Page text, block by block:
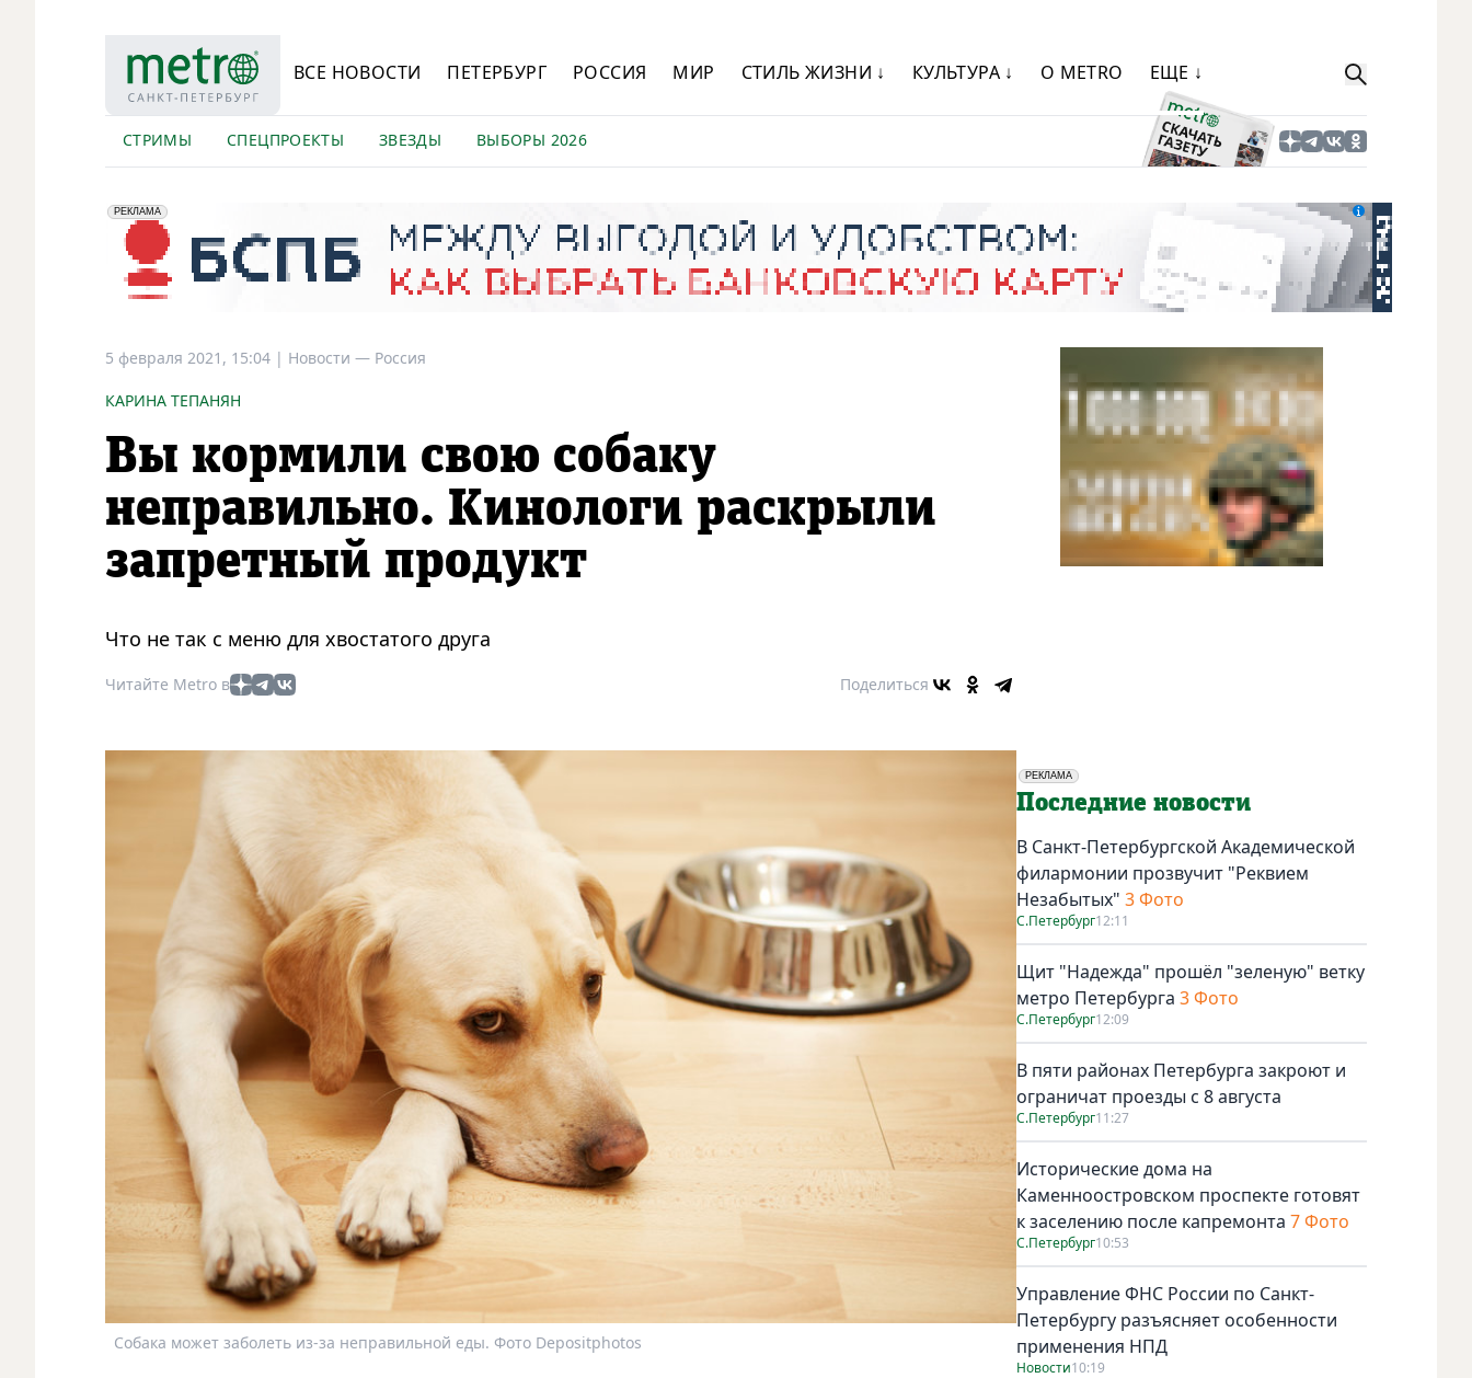
ВСЕ НОВОСТИ ПЕТЕРБУРГ РОССИЯ МИР СТИЛЬ ЖИЗНИ ↓ КУЛЬТУРА ↓ О METRO ЕЩЕ ↓
СТРИМЫ СПЕЦПРОЕКТЫ ЗВЕЗДЫ ВЫБОРЫ 2026
erid: 2VfnxyFybV5
РЕКЛАМА
ПАО "Банк "Санкт-Петербург", ИНН: 7831000027
5 февраля 2021, 15:04 | Новости — Россия
КАРИНА ТЕПАНЯН
Вы кормили свою собаку
неправильно. Кинологи раскрыли
запретный продукт
Что не так с меню для хвостатого друга
Читайте Metro в Поделиться
Собака может заболеть из-за неправильной еды. Фото Depositphotos
РЕКЛАМА
Социальная реклама
Последние новости
В Санкт-Петербургской Академической
филармонии прозвучит "Реквием
Незабытых" 3 Фото
С.Петербург12:11
Щит "Надежда" прошёл "зеленую" ветку
метро Петербурга 3 Фото
С.Петербург12:09
В пяти районах Петербурга закроют и
ограничат проезды с 8 августа
С.Петербург11:27
Исторические дома на
Каменноостровском проспекте готовят
к заселению после капремонта 7 Фото
С.Петербург10:53
Управление ФНС России по Санкт-
Петербургу разъясняет особенности
применения НПД
Новости10:19